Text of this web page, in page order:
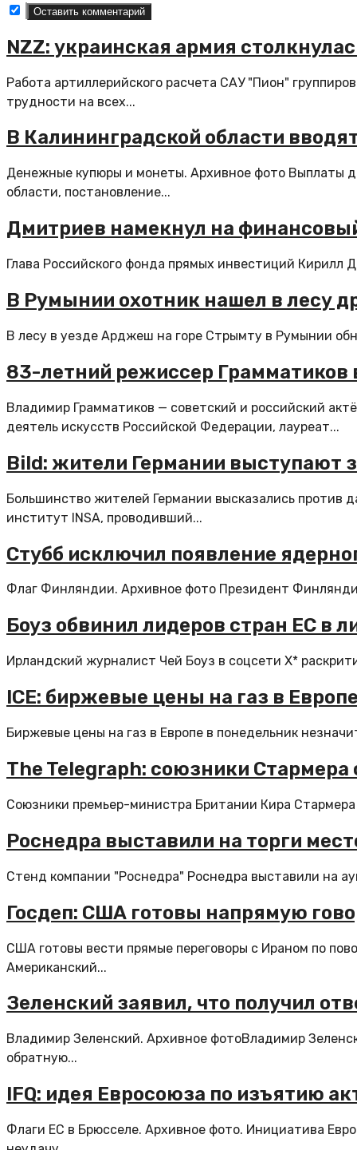
NZZ: украинская армия
Работа артиллерийского расчета САУ "Пион"
трудности на всех...
В Калининградской области
Денежные купюры и монеты. Архивное фото Выплаты
области, постановление...
Дмитриев намекнул на
Глава Российского фонда прямых инвестиций Кирилл
В Румынии охотник нашел в лесу
В лесу в уезде Арджеш на горе Стрымту в Румынии
83-летний режиссер Грамматиков
Владимир Грамматиков — советский и российский
деятель искусств Российской Федерации, лауреат...
Bild: жители Германии выступают
Большинство жителей Германии высказались против
институт INSA, проводивший...
Стубб исключил появление
Флаг Финляндии. Архивное фото Президент
Боуз обвинил лидеров стран ЕС в
Ирландский журналист Чей Боуз в соцсети X*
ICE: биржевые цены на газ в
Биржевые цены на газ в Европе в понедельник
The Telegraph: союзники Стармера
Союзники премьер-министра Британии Кира
Роснедра выставили на торги
Стенд компании "Роснедра" Роснедра выставили на
Госдеп: США готовы напрямую
США готовы вести прямые переговоры с Ираном по
Американский...
Зеленский заявил, что получил
Владимир Зеленский. Архивное фотоВладимир
обратную...
IFQ: идея Евросоюза по изъятию
Флаги ЕС в Брюсселе. Архивное фото. Инициатива